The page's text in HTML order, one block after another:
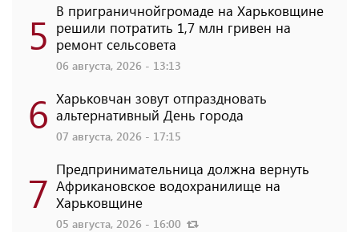
5 В приграничнойгромаде на Харьковщине
решили потратить 1,7 млн ​​гривен на
ремонт сельсовета
06 августа, 2026 - 13:13
6 Харьковчан зовут отпраздновать
альтернативный День города
07 августа, 2026 - 17:15
7 Предпринимательница должна вернуть
Африкановское водохранилище на
Харьковщине
05 августа, 2026 - 16:00